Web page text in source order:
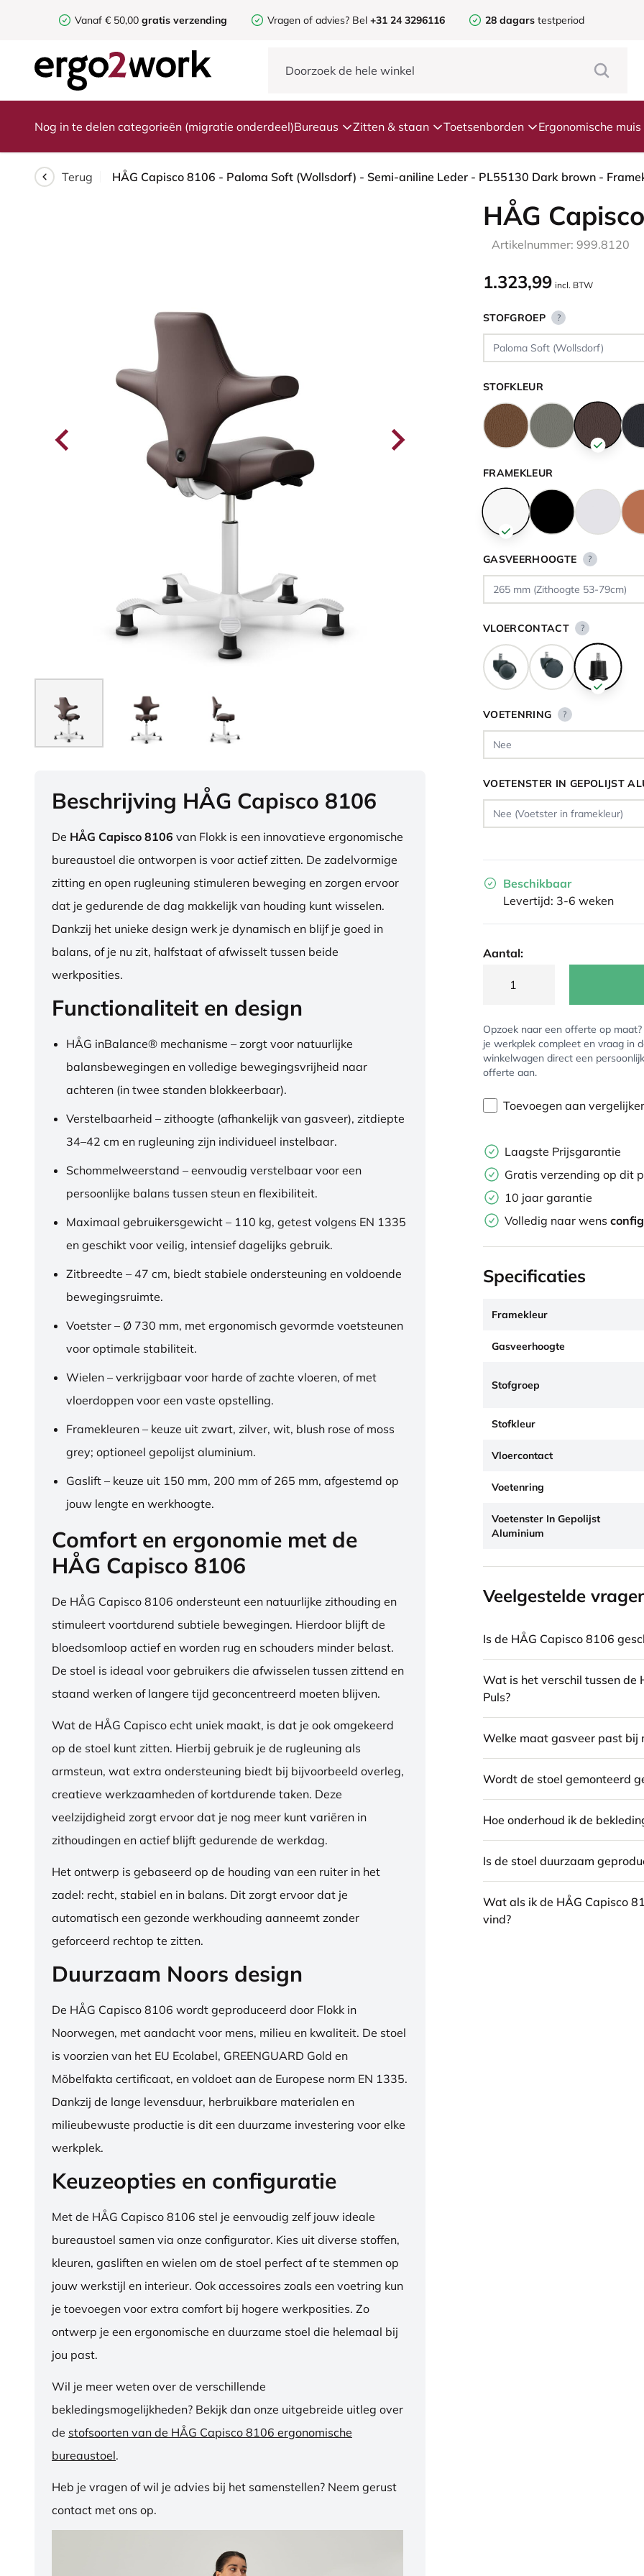
Vanaf € 50,00 gratis verzending Vragen of advies? Bel +31 24 3296116 28 dagars testperiod
Nog in te delen categorieën (migratie onderdeel)Bureaus Zitten & staan Toetsenborden Ergonomische muis
Terug
Beschrijving HÅG Capisco 8106
De HÅG Capisco 8106 van Flokk is een innovatieve ergonomische
bureaustoel die ontworpen is voor actief zitten. De zadelvormige
zitting en open rugleuning stimuleren beweging en zorgen ervoor
dat je gedurende de dag makkelijk van houding kunt wisselen.
Dankzij het unieke design werk je dynamisch en blijf je goed in
balans, of je nu zit, halfstaat of afwisselt tussen beide
werkposities.
Functionaliteit en design
HÅG inBalance® mechanisme – zorgt voor natuurlijke
balansbewegingen en volledige bewegingsvrijheid naar
achteren (in twee standen blokkeerbaar).
Verstelbaarheid – zithoogte (afhankelijk van gasveer), zitdiepte
34–42 cm en rugleuning zijn individueel instelbaar.
Schommelweerstand – eenvoudig verstelbaar voor een
persoonlijke balans tussen steun en flexibiliteit.
Maximaal gebruikersgewicht – 110 kg, getest volgens EN 1335
en geschikt voor veilig, intensief dagelijks gebruik.
Zitbreedte – 47 cm, biedt stabiele ondersteuning en voldoende
bewegingsruimte.
Voetster – Ø 730 mm, met ergonomisch gevormde voetsteunen
voor optimale stabiliteit.
Wielen – verkrijgbaar voor harde of zachte vloeren, of met
vloerdoppen voor een vaste opstelling.
Framekleuren – keuze uit zwart, zilver, wit, blush rose of moss
grey; optioneel gepolijst aluminium.
Gaslift – keuze uit 150 mm, 200 mm of 265 mm, afgestemd op
jouw lengte en werkhoogte.
Comfort en ergonomie met de
HÅG Capisco 8106
De HÅG Capisco 8106 ondersteunt een natuurlijke zithouding en
stimuleert voortdurend subtiele bewegingen. Hierdoor blijft de
bloedsomloop actief en worden rug en schouders minder belast.
De stoel is ideaal voor gebruikers die afwisselen tussen zittend en
staand werken of langere tijd geconcentreerd moeten blijven.
Wat de HÅG Capisco echt uniek maakt, is dat je ook omgekeerd
op de stoel kunt zitten. Hierbij gebruik je de rugleuning als
armsteun, wat extra ondersteuning biedt bij bijvoorbeeld overleg,
creatieve werkzaamheden of kortdurende taken. Deze
veelzijdigheid zorgt ervoor dat je nog meer kunt variëren in
zithoudingen en actief blijft gedurende de werkdag.
Het ontwerp is gebaseerd op de houding van een ruiter in het
zadel: recht, stabiel en in balans. Dit zorgt ervoor dat je
automatisch een gezonde werkhouding aanneemt zonder
geforceerd rechtop te zitten.
Duurzaam Noors design
De HÅG Capisco 8106 wordt geproduceerd door Flokk in
Noorwegen, met aandacht voor mens, milieu en kwaliteit. De stoel
is voorzien van het EU Ecolabel, GREENGUARD Gold en
Möbelfakta certificaat, en voldoet aan de Europese norm EN 1335.
Dankzij de lange levensduur, herbruikbare materialen en
milieubewuste productie is dit een duurzame investering voor elke
werkplek.
Keuzeopties en configuratie
Met de HÅG Capisco 8106 stel je eenvoudig zelf jouw ideale
bureaustoel samen via onze configurator. Kies uit diverse stoffen,
kleuren, gasliften en wielen om de stoel perfect af te stemmen op
jouw werkstijl en interieur. Ook accessoires zoals een voetring kun
je toevoegen voor extra comfort bij hogere werkposities. Zo
ontwerp je een ergonomische en duurzame stoel die helemaal bij
jou past.
Wil je meer weten over de verschillende
bekledingsmogelijkheden? Bekijk dan onze uitgebreide uitleg over
de stofsoorten van de HÅG Capisco 8106 ergonomische
bureaustoel.
Heb je vragen of wil je advies bij het samenstellen? Neem gerust
contact met ons op.
HÅG
Artikelnummer: 999.8120
1.323,99 incl. BTW
STOFGROEP ?
STOFKLEUR
FRAMEKLEUR
GASVEERHOOGTE ?
VLOERCONTACT ?
VOETENRING ?
VOETENSTER IN GEPOLIJST
Beschikbaar
Levertijd: 3-6 weken
Aantal:
Opzoek naar een offerte op
je werkplek compleet en vraag in
winkelwagen direct een
offerte aan.
Toevoegen aan vergelijker
Laagste Prijsgarantie
Gratis verzending op dit
10 jaar garantie
Volledig naar wens
Specificaties
Framekleur
Gasveerhoogte
Stofgroep
Stofkleur
Vloercontact
Voetenring
Voetenster In Gepolijst
Aluminium
Veelgestelde
Is de HÅG Capisco 8106
Wat is het verschil tussen de
Puls?
Welke maat gasveer past bij
Wordt de stoel gemonteerd
Hoe onderhoud ik de
Is de stoel duurzaam
Wat als ik de HÅG Capisco
vind?